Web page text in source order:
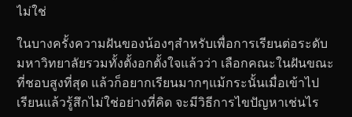
ไม่ใช่
ในบางครั้งความฝันของน้องๆสำหรับเพื่อการเรียนต่อระดับ
มหาวิทยาลัยรวมทั้งตั้งอกตั้งใจแล้วว่า เลือกคณะในฝันขณะ
ที่ชอบสูงที่สุด แล้วก็อยากเรียนมากๆแม้กระนั้นเมื่อเข้าไป
เรียนแล้วรู้สึกไม่ใช่อย่างที่คิด จะมีวิธีการไขปัญหาเช่นไร